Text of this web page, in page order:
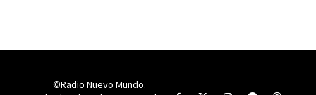
©Radio Nuevo Mundo.